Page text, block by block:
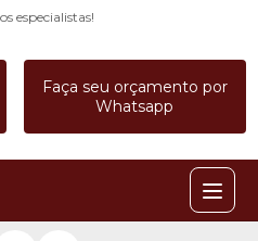
especialistas!
Faça seu orçamento por
Whatsapp